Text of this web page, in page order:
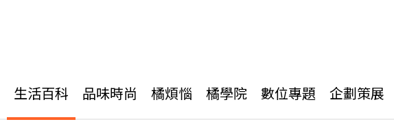
生活百科 品味時尚 橘煩惱 橘學院 數位專題 企劃策展